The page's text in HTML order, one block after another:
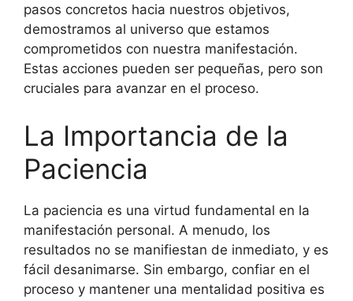
pasos concretos hacia nuestros objetivos,
demostramos al universo que estamos
comprometidos con nuestra manifestación.
Estas acciones pueden ser pequeñas, pero son
cruciales para avanzar en el proceso.
La Importancia de la
Paciencia
La paciencia es una virtud fundamental en la
manifestación personal. A menudo, los
resultados no se manifiestan de inmediato, y es
fácil desanimarse. Sin embargo, confiar en el
proceso y mantener una mentalidad positiva es